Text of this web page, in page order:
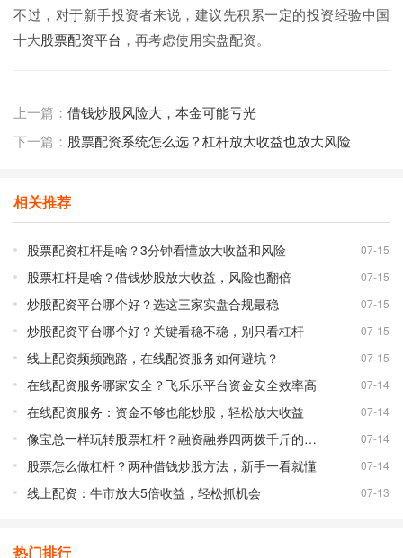
不过，对于新手投资者来说，建议先积累一定的投资经验中国
十大股票配资平台 ，再考虑使用实盘配资。
上一篇： 借钱炒股风险大，本金可能亏光
下一篇： 股票配资系统怎么选？杠杆放大收益也放大风险
相关推荐
股票配资杠杆是啥？3分钟看懂放大收益和风险 07-15
股票杠杆是啥？借钱炒股放大收益，风险也翻倍 07-15
炒股配资平台哪个好？选这三家实盘合规最稳 07-15
炒股配资平台哪个好？关键看稳不稳，别只看杠杆 07-15
线上配资频频跑路，在线配资服务如何避坑？ 07-15
在线配资服务哪家安全？飞乐乐平台资金安全效率高 07-14
在线配资服务：资金不够也能炒股，轻松放大收益 07-14
像宝总一样玩转股票杠杆？融资融券四两拨千斤的秘密 07-14
股票怎么做杠杆？两种借钱炒股方法，新手一看就懂 07-14
线上配资：牛市放大5倍收益，轻松抓机会 07-13
热门排行